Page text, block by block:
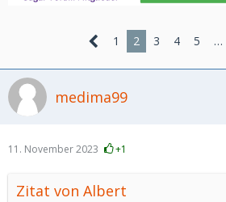
1 2 3 4 5 …
medima99
11. November 2023 +1
Zitat von Albert